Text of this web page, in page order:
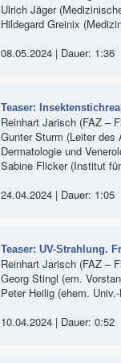
Ulrich Jäger
Hildegard Greinix
08.05.2024 | Dauer: 1:36
Teaser:
Reinhart Jarisch (FAZ –
Gunter Sturm (Leiter des
Dermatologie und
Sabine Flicker (Institut
24.04.2024 | Dauer: 1:05
Teaser: UV-Strahlung.
Reinhart Jarisch (FAZ –
Georg Stingl (em.
Peter Heilig (ehem.
10.04.2024 | Dauer: 0:52